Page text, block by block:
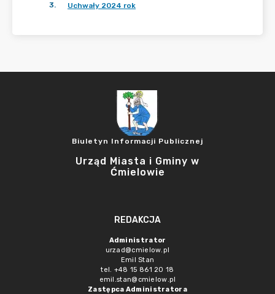
3. Uchwały 2024 rok
Biuletyn Informacji Publicznej
Urząd Miasta i Gminy w
Ćmielowie
REDAKCJA
Administrator
urzad@cmielow.pl
Emil Stan
tel. +48 15 861 20 18
emil.stan@cmielow.pl
Zastępca Administratora